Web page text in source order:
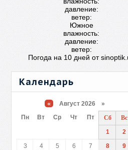
давление:
ветер:
Южное
влажность:
давление:
ветер:
Погода на 10 дней от
Календарь
« Август 2026 »
Пн
Вт Ср Чт Пт Сб
Вс
1
2
3
4 5 6 7 8
9